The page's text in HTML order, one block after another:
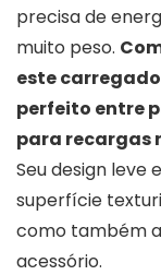
precisa de
muito peso.
este
perfeito entre
para recargas
Seu design
superfície
como também
acessório.